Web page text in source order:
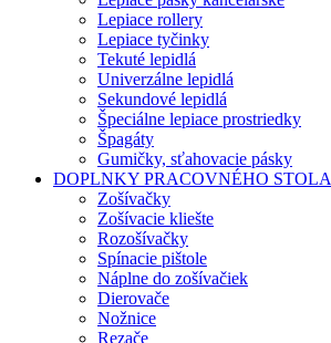
Lepiace rollery
Lepiace tyčinky
Tekuté lepidlá
Univerzálne lepidlá
Sekundové lepidlá
Špeciálne lepiace prostriedky
Špagáty
Gumičky, sťahovacie pásky
DOPLNKY PRACOVNÉHO STOLA
Zošívačky
Zošívacie kliešte
Rozošívačky
Spínacie pištole
Náplne do zošívačiek
Dierovače
Nožnice
Rezače